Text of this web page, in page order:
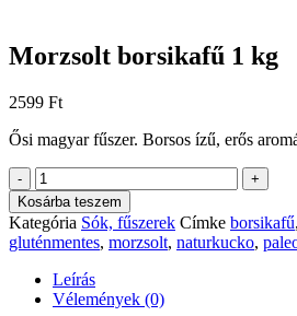
Morzsolt borsikafű 1 kg
2599 Ft
Ősi magyar fűszer. Borsos ízű, erős
-
Morzsolt
borsikafű
1
kg
mennyiség
+
Kosárba teszem
Kategória Sók, fűszerek Címke borsikafű,
gluténmentes, morzsolt, naturkucko,
Leírás
Vélemények (0)